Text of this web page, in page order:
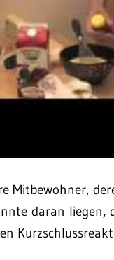
Mitbewohner,
daran liegen,